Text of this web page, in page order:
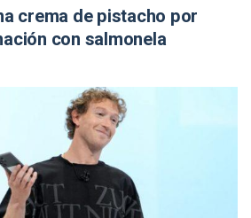
crema de pistacho por
con salmonela